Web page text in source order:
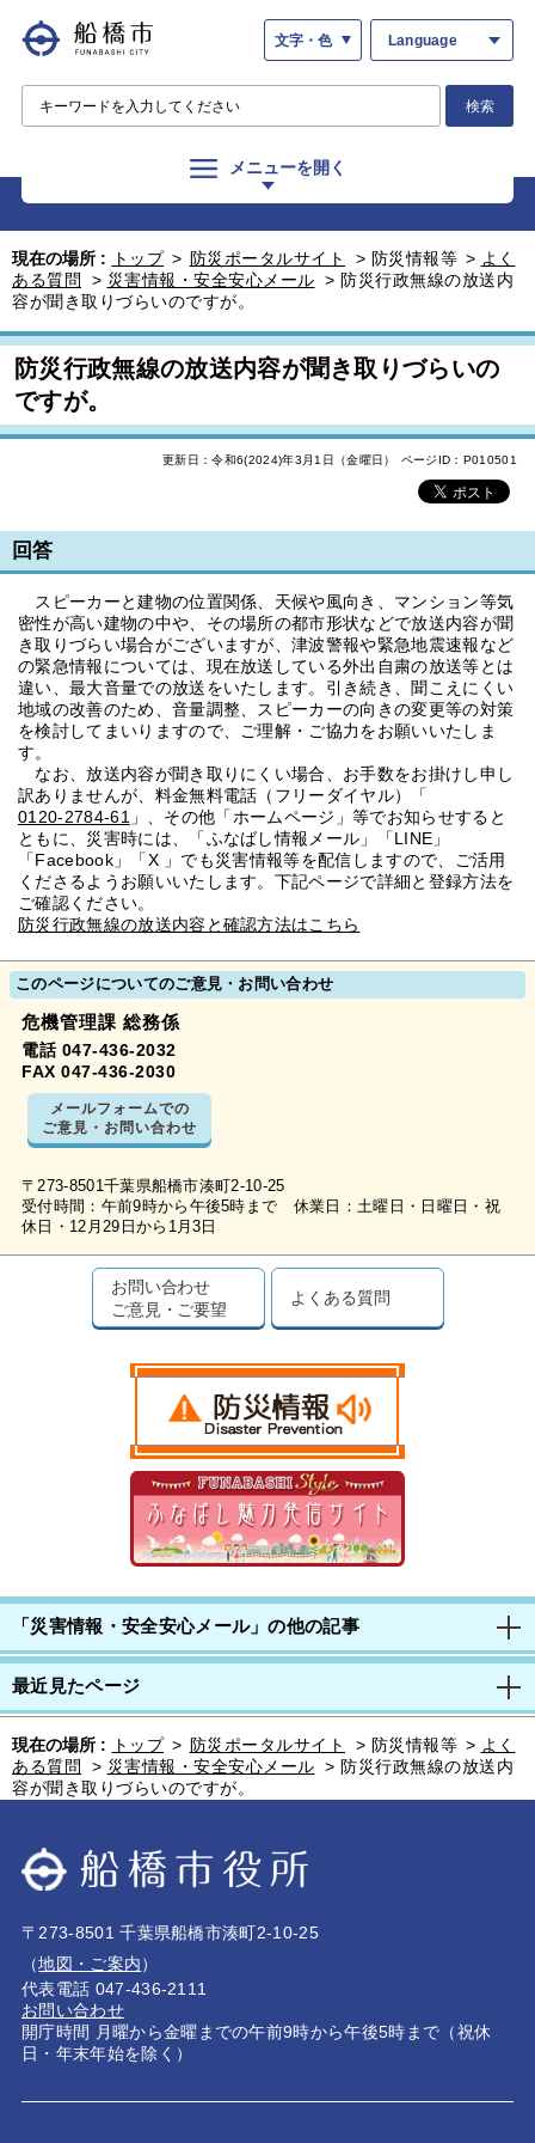
文字・色 Language
検索
メニューを開く
現在の場所 : トップ > 防災ポータルサイト > 防災情報等 > よく
ある質問
> 災害情報・安全安心メール > 防災行政無線の放送内
容が聞き取りづらいのですが。
防災行政無線の放送内容が聞き取りづらいの
ですが。
更新日：令和6(2024)年3月1日（金曜日） ページID：P010501
回答
スピーカーと建物の位置関係、天候や風向き、マンション等気
密性が高い建物の中や、その場所の都市形状などで放送内容が聞
き取りづらい場合がございますが、津波警報や緊急地震速報など
の緊急情報については、現在放送している外出自粛の放送等とは
違い、最大音量での放送をいたします。引き続き、聞こえにくい
地域の改善のため、音量調整、スピーカーの向きの変更等の対策
を検討してまいりますので、ご理解・ご協力をお願いいたしま
す。
なお、放送内容が聞き取りにくい場合、お手数をお掛けし申し
訳ありませんが、料金無料電話（フリーダイヤル）「
0120-2784-61 」、その他「ホームページ」等でお知らせすると
ともに、災害時には、「ふなばし情報メール」「LINE」
「Facebook」「X 」でも災害情報等を配信しますので、ご活用
くださるようお願いいたします。下記ページで詳細と登録方法を
ご確認ください。
防災行政無線の放送内容と確認方法はこちら
このページについてのご意見・お問い合わせ
危機管理課 総務係
電話 047-436-2032
FAX 047-436-2030
メールフォームでの
ご意見・お問い合わせ
〒273-8501千葉県船橋市湊町2-10-25
受付時間：午前9時から午後5時まで 休業日：土曜日・日曜日・祝
休日・12月29日から1月3日
お問い合わせ
ご意見・ご要望
よくある質問
「災害情報・安全安心メール」の他の記事
最近見たページ
現在の場所 : トップ > 防災ポータルサイト > 防災情報等 > よく
ある質問
> 災害情報・安全安心メール > 防災行政無線の放送内
容が聞き取りづらいのですが。
〒273-8501 千葉県船橋市湊町2-10-25
（地図・ご案内）
代表電話 047-436-2111
お問い合わせ
開庁時間 月曜から金曜までの午前9時から午後5時まで（祝休
日・年末年始を除く）